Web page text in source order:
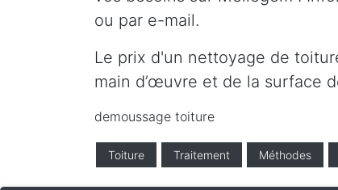
ou par e-mail.
Le prix d'un nettoyage de
main d’œuvre et de la surface
demoussage toiture
Toiture Traitement Méthodes